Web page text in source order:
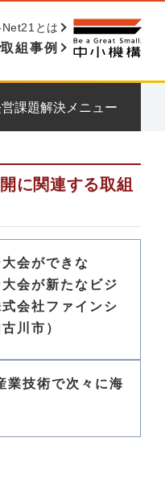
取組事例
とは
課題解決メニュー
に関連する取組
大会ができな
会が新たなビジ
会社ファインシ
川市）
業技術で次々に海